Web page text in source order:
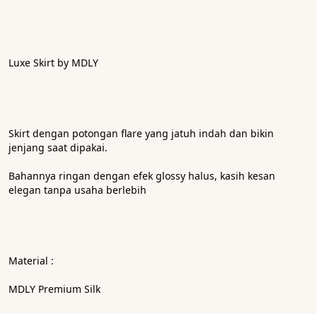
Luxe Skirt by MDLY
Skirt dengan potongan flare yang jatuh indah dan bikin
jenjang saat dipakai.
Bahannya ringan dengan efek glossy halus, kasih kesan
elegan tanpa usaha berlebih
Material :
MDLY Premium Silk